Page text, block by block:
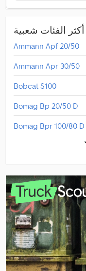
Ammann Apf 20/50
Ammann Apr 30/50
Bobcat S100
Bomag Bp 20/50 D
Bomag Bpr 100/80 D
Bomag Bt 65
Bomag Bw 213 D-5
Bomag Bw 213 Dh-5
Bomag Bw 213 Pdh-5
Bomag Bw 219 Pdh-5
Bomag Bw 65 H